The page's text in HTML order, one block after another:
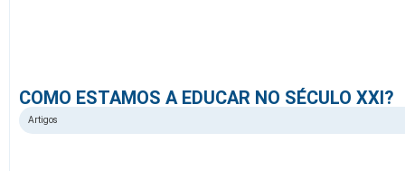
COMO ESTAMOS A EDUCAR NO SÉCULO XXI?
Artigos